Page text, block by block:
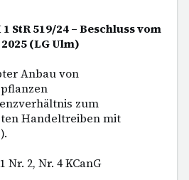
1 StR 519/24 – Beschluss vom
(LG Ulm)
Anbau von
zum
Handeltreiben mit
Nr. 2, Nr. 4 KCanG